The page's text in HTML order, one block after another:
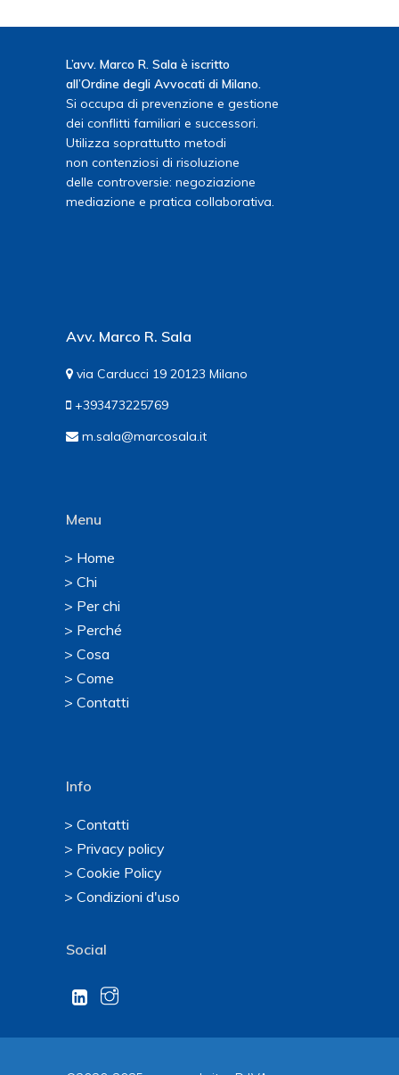
L’avv. Marco R. Sala è iscritto
all’Ordine degli Avvocati di Milano.
Si occupa di prevenzione e gestione
dei conflitti familiari e successori.
Utilizza soprattutto metodi
non contenziosi di risoluzione
delle controversie: negoziazione
mediazione e pratica collaborativa.
Avv. Marco R. Sala
via Carducci 19 20123 Milano
+393473225769
m.sala@marcosala.it
Menu
> Home
> Chi
> Per chi
> Perché
> Cosa
> Come
> Contatti
Info
> Contatti
> Privacy policy
> Cookie Policy
> Condizioni d'uso
Social